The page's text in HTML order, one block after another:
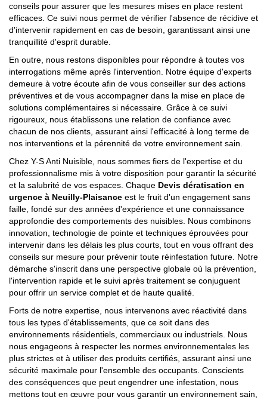
conseils pour assurer que les mesures mises en place restent
efficaces. Ce suivi nous permet de vérifier l'absence de récidive et
d'intervenir rapidement en cas de besoin, garantissant ainsi une
tranquillité d'esprit durable.
En outre, nous restons disponibles pour répondre à toutes vos
interrogations même après l'intervention. Notre équipe d'experts
demeure à votre écoute afin de vous conseiller sur des actions
préventives et de vous accompagner dans la mise en place de
solutions complémentaires si nécessaire. Grâce à ce suivi
rigoureux, nous établissons une relation de confiance avec
chacun de nos clients, assurant ainsi l'efficacité à long terme de
nos interventions et la pérennité de votre environnement sain.
Chez Y-S Anti Nuisible, nous sommes fiers de l'expertise et du
professionnalisme mis à votre disposition pour garantir la sécurité
et la salubrité de vos espaces. Chaque Devis dératisation en
urgence à Neuilly-Plaisance est le fruit d'un engagement sans
faille, fondé sur des années d'expérience et une connaissance
approfondie des comportements des nuisibles. Nous combinons
innovation, technologie de pointe et techniques éprouvées pour
intervenir dans les délais les plus courts, tout en vous offrant des
conseils sur mesure pour prévenir toute réinfestation future. Notre
démarche s'inscrit dans une perspective globale où la prévention,
l'intervention rapide et le suivi après traitement se conjuguent
pour offrir un service complet et de haute qualité.
Forts de notre expertise, nous intervenons avec réactivité dans
tous les types d'établissements, que ce soit dans des
environnements résidentiels, commerciaux ou industriels. Nous
nous engageons à respecter les normes environnementales les
plus strictes et à utiliser des produits certifiés, assurant ainsi une
sécurité maximale pour l'ensemble des occupants. Conscients
des conséquences que peut engendrer une infestation, nous
mettons tout en œuvre pour vous garantir un environnement sain,